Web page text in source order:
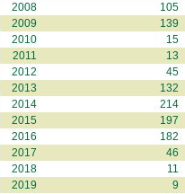
2008
105
2009
139
2010
15
2011
13
2012
45
2013
132
2014
214
2015
197
2016
182
2017
46
2018
11
2019
9